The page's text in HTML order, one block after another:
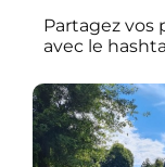
Partagez vos
avec le